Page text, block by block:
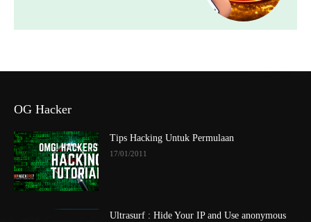
OG Hacker
Tips Hacking Untuk Permulaan
17/01/2011
Ultrasurf : Hide Your IP and Use anonymous